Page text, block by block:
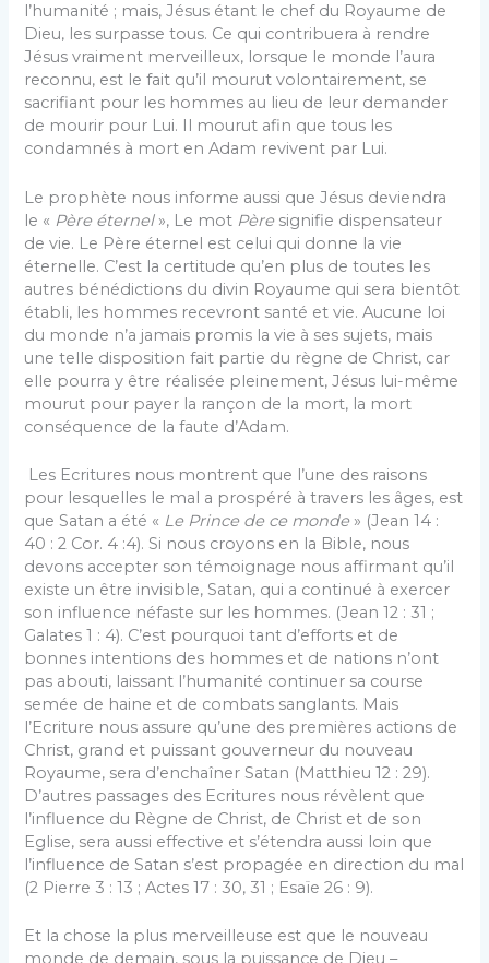
l’humanité ; mais, Jésus étant le chef du Royaume de
Dieu, les surpasse tous. Ce qui contribuera à rendre
Jésus vraiment merveilleux, lorsque le monde l’aura
reconnu, est le fait qu’il mourut volontairement, se
sacrifiant pour les hommes au lieu de leur demander
de mourir pour Lui. Il mourut afin que tous les
condamnés à mort en Adam revivent par Lui.
Le prophète nous informe aussi que Jésus deviendra
le « Père éternel», Le mot Pèresignifie dispensateur
de vie. Le Père éternel est celui qui donne la vie
éternelle. C’est la certitude qu’en plus de toutes les
autres bénédictions du divin Royaume qui sera bientôt
établi, les hommes recevront santé et vie. Aucune loi
du monde n’a jamais promis la vie à ses sujets, mais
une telle disposition fait partie du règne de Christ, car
elle pourra y être réalisée pleinement, Jésus lui-même
mourut pour payer la rançon de la mort, la mort
conséquence de la faute d’Adam.
Les Ecritures nous montrent que l’une des raisons
pour lesquelles le mal a prospéré à travers les âges, est
que Satan a été « Le Prince de ce monde» (Jean 14 :
40 : 2 Cor. 4 :4). Si nous croyons en la Bible, nous
devons accepter son témoignage nous affirmant qu’il
existe un être invisible, Satan, qui a continué à exercer
son influence néfaste sur les hommes. (Jean 12 : 31 ;
Galates 1 : 4). C’est pourquoi tant d’efforts et de
bonnes intentions des hommes et de nations n’ont
pas abouti, laissant l’humanité continuer sa course
semée de haine et de combats sanglants. Mais
l’Ecriture nous assure qu’une des premières actions de
Christ, grand et puissant gouverneur du nouveau
Royaume, sera d’enchaîner Satan (Matthieu 12 : 29).
D’autres passages des Ecritures nous révèlent que
l’influence du Règne de Christ, de Christ et de son
Eglise, sera aussi effective et s’étendra aussi loin que
l’influence de Satan s’est propagée en direction du mal
(2 Pierre 3 : 13 ; Actes 17 : 30, 31 ; Esaïe 26 : 9).
Et la chose la plus merveilleuse est que le nouveau